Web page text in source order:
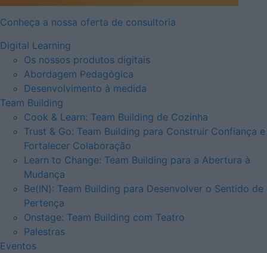
Conheça a nossa oferta de consultoria
Digital Learning
Os nossos produtos digitais
Abordagem Pedagógica
Desenvolvimento à medida
Team Building
Cook & Learn: Team Building de Cozinha
Trust & Go: Team Building para Construir Confiança e
Fortalecer Colaboração
Learn to Change: Team Building para a Abertura à
Mudança
Be(IN): Team Building para Desenvolver o Sentido de
Pertença
Onstage: Team Building com Teatro
Palestras
Eventos